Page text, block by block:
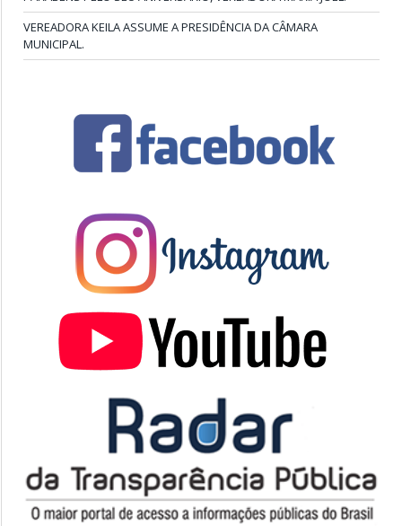
VEREADORA KEILA ASSUME A PRESIDÊNCIA DA CÂMARA
MUNICIPAL.